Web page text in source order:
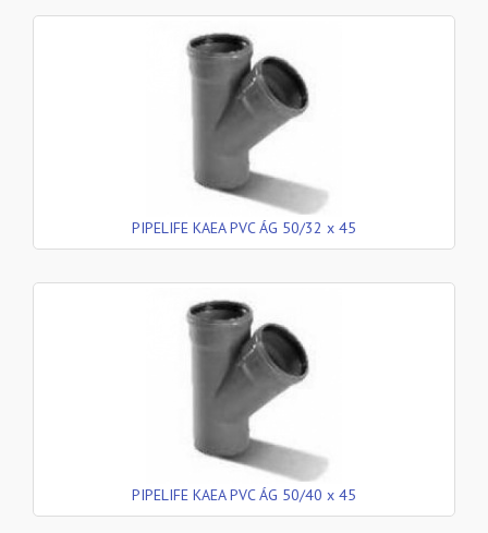
PIPELIFE KAEA PVC ÁG 50/32 x 45
PIPELIFE KAEA PVC ÁG 50/40 x 45